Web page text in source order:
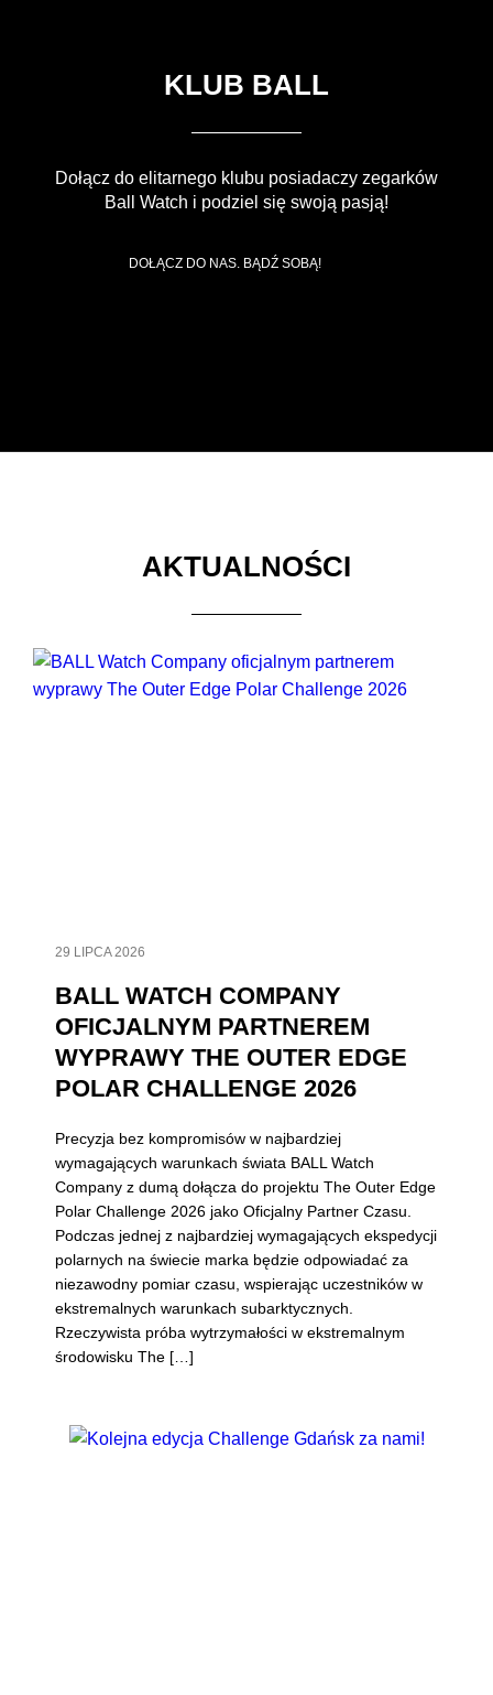
KLUB BALL
Dołącz do elitarnego klubu posiadaczy zegarków
Ball Watch i podziel się swoją pasją!
DOŁĄCZ DO NAS. BĄDŹ SOBĄ!
AKTUALNOŚCI
29 LIPCA 2026
BALL WATCH COMPANY
OFICJALNYM PARTNEREM
WYPRAWY THE OUTER EDGE
POLAR CHALLENGE 2026
Precyzja bez kompromisów w najbardziej
wymagających warunkach świata BALL Watch
Company z dumą dołącza do projektu The Outer Edge
Polar Challenge 2026 jako Oficjalny Partner Czasu.
Podczas jednej z najbardziej wymagających ekspedycji
polarnych na świecie marka będzie odpowiadać za
niezawodny pomiar czasu, wspierając uczestników w
ekstremalnych warunkach subarktycznych.
Rzeczywista próba wytrzymałości w ekstremalnym
środowisku The […]